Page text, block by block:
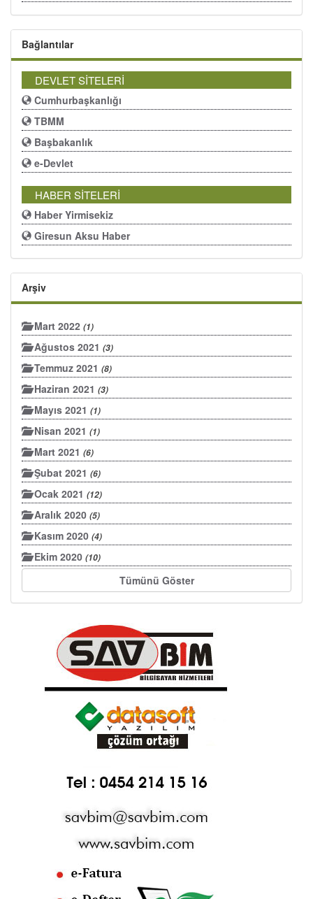
Bağlantılar
DEVLET SİTELERİ
Cumhurbaşkanlığı
TBMM
Başbakanlık
e-Devlet
HABER SİTELERİ
Haber Yirmisekiz
Giresun Aksu Haber
Arşiv
Mart 2022 (1)
Ağustos 2021 (3)
Temmuz 2021 (8)
Haziran 2021 (3)
Mayıs 2021 (1)
Nisan 2021 (1)
Mart 2021 (6)
Şubat 2021 (6)
Ocak 2021 (12)
Aralık 2020 (5)
Kasım 2020 (4)
Ekim 2020 (10)
Tümünü Göster